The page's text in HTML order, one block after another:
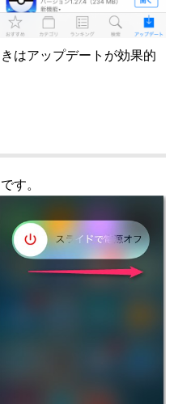
はアップデートが効果的
す。